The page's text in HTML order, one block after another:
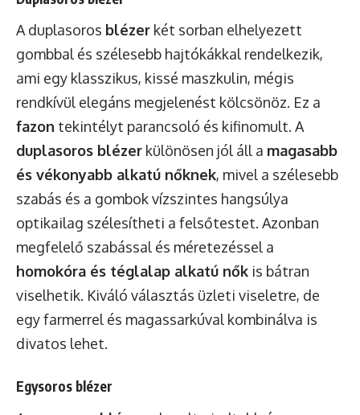
A duplasoros blézer két sorban elhelyezett
gombbal és szélesebb hajtókákkal rendelkezik,
ami egy klasszikus, kissé maszkulin, mégis
rendkívül elegáns megjelenést kölcsönöz. Ez a
fazon tekintélyt parancsoló és kifinomult. A
duplasoros blézer különösen jól áll a magasabb
és vékonyabb alkatú nőknek, mivel a szélesebb
szabás és a gombok vízszintes hangsúlya
optikailag szélesítheti a felsőtestet. Azonban
megfelelő szabással és méretezéssel a
homokóra és téglalap alkatú nők is bátran
viselhetik. Kiváló választás üzleti viseletre, de
egy farmerrel és magassarkúval kombinálva is
divatos lehet.
Egysoros blézer